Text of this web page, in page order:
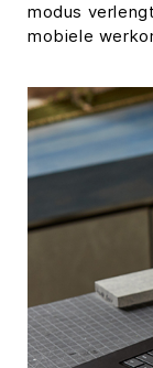
modus
mobiele